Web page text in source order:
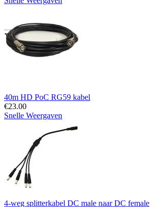
40m HD PoC RG59 kabel
€23.00
Snelle Weergaven
4-weg splitterkabel DC male naar DC female